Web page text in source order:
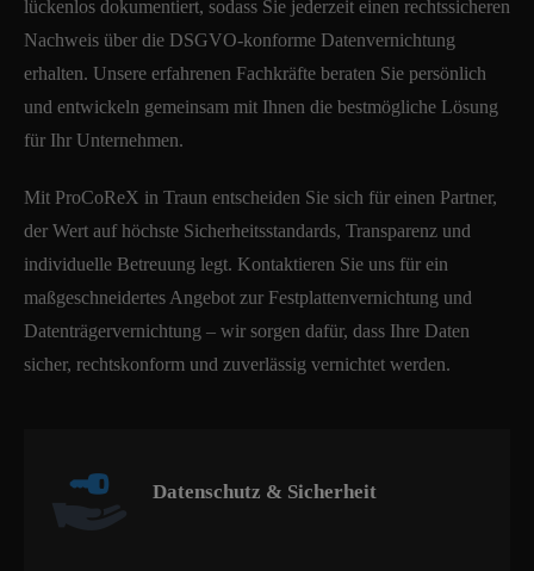
lückenlos dokumentiert, sodass Sie jederzeit einen rechtssicheren
Nachweis über die DSGVO-konforme Datenvernichtung
erhalten. Unsere erfahrenen Fachkräfte beraten Sie persönlich
und entwickeln gemeinsam mit Ihnen die bestmögliche Lösung
für Ihr Unternehmen.
Mit ProCoReX in Traun entscheiden Sie sich für einen Partner,
der Wert auf höchste Sicherheitsstandards, Transparenz und
individuelle Betreuung legt. Kontaktieren Sie uns für ein
maßgeschneidertes Angebot zur Festplattenvernichtung und
Datenträgervernichtung – wir sorgen dafür, dass Ihre Daten
sicher, rechtskonform und zuverlässig vernichtet werden.
Datenschutz & Sicherheit